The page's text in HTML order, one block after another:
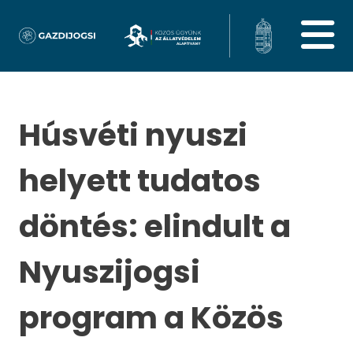
Húsvéti nyuszi
helyett tudatos
döntés: elindult a
Nyuszijogsi
program a Közös